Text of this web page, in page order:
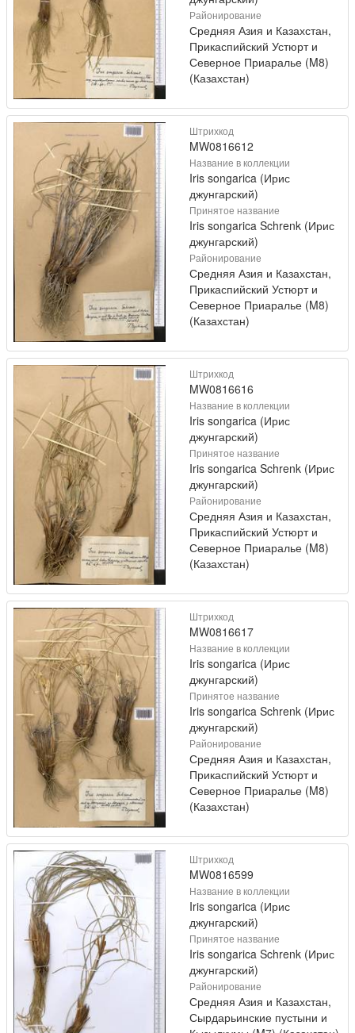
Районирование
Средняя Азия и Казахстан,
Прикаспийский Устюрт и
Северное Приаралье (M8)
(Казахстан)
Штрихкод
MW0816612
Название в коллекции
Iris songarica (Ирис
джунгарский)
Принятое название
Iris songarica Schrenk (Ирис
джунгарский)
Районирование
Средняя Азия и Казахстан,
Прикаспийский Устюрт и
Северное Приаралье (M8)
(Казахстан)
Штрихкод
MW0816616
Название в коллекции
Iris songarica (Ирис
джунгарский)
Принятое название
Iris songarica Schrenk (Ирис
джунгарский)
Районирование
Средняя Азия и Казахстан,
Прикаспийский Устюрт и
Северное Приаралье (M8)
(Казахстан)
Штрихкод
MW0816617
Название в коллекции
Iris songarica (Ирис
джунгарский)
Принятое название
Iris songarica Schrenk (Ирис
джунгарский)
Районирование
Средняя Азия и Казахстан,
Прикаспийский Устюрт и
Северное Приаралье (M8)
(Казахстан)
Штрихкод
MW0816599
Название в коллекции
Iris songarica (Ирис
джунгарский)
Принятое название
Iris songarica Schrenk (Ирис
джунгарский)
Районирование
Средняя Азия и Казахстан,
Сырдарьинские пустыни и